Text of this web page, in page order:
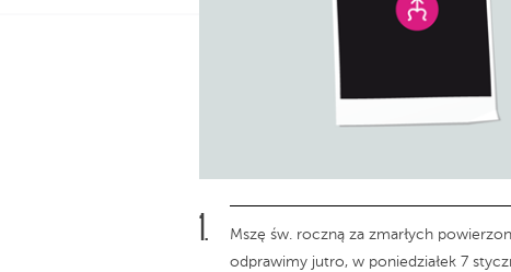
Mszę św. roczną za zmarłych
odprawimy jutro, w poniedziałek 7